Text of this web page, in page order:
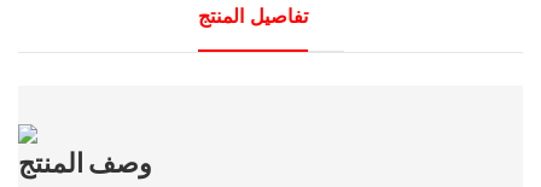
تفاصيل المنتج
وصفالمنتج